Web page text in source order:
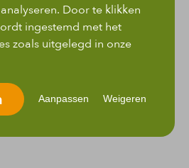
aan te gaan bij dit
benadering en de
waren voor haar
was ze niet terechtgekomen bij
voelde Tessa zich erg
Zo kon ze bijvoorbeeld
haar werk beter te doen.
voor.
Door te klikken
ingestemd met het
zoals uitgelegd in onze
Aanpassen Weigeren